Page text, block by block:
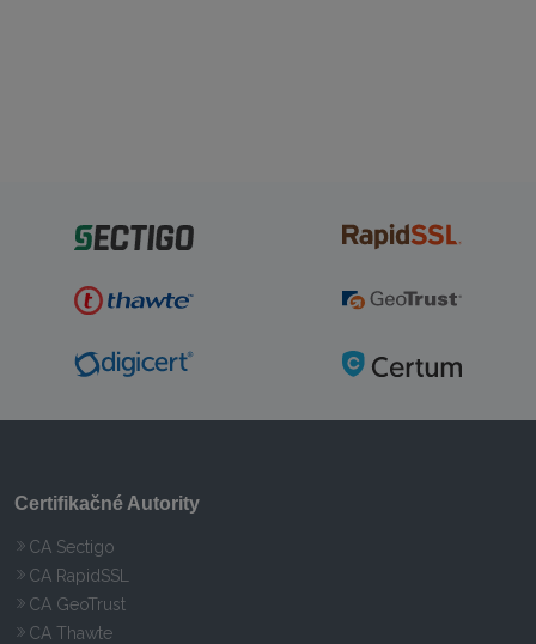
Certifikačné Autority
CA Sectigo
CA RapidSSL
CA GeoTrust
CA Thawte